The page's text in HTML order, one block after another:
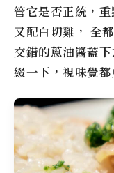
管它是否正統，
又配白切雞， 全
交錯的蔥油醬蓋
綴一下，視味覺都